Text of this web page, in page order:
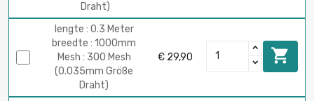
Draht)
lengte : 0.3 Meter
breedte : 1000mm
Mesh : 300 Mesh
(0.035mm Größe
Draht)
€ 29,90 